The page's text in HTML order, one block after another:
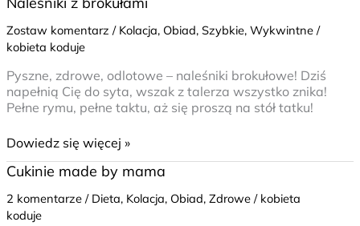
Zostaw komentarz / Kolacja, Obiad, Szybkie, Wykwintne/
kobieta koduje
Pyszne, zdrowe, odlotowe – naleśniki brokułowe! Dziś
napełnią Cię do syta, wszak z talerza wszystko znika!
Pełne rymu, pełne taktu, aż się proszą na stół tatku!
brokułami
Dowiedz się więcej »
Cukinie made by mama
2 komentarze / Dieta, Kolacja, Obiad, Zdrowe/ kobieta
koduje
Cukinie
by
mama